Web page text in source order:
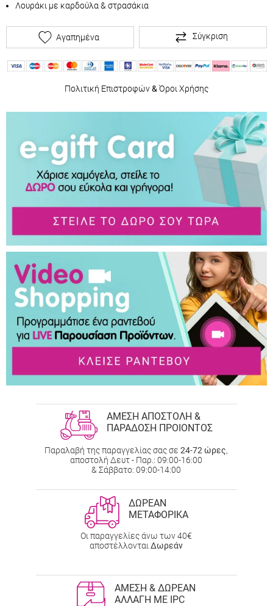
Λουράκι με καρδούλα & στρασάκια
Αγαπημένα Σύγκριση
Πολιτική Επιστροφών&Όροι Χρήσης
ΑΜΕΣΗ ΑΠΟΣΤΟΛΗ &
ΠΑΡΑΔΟΣΗ ΠΡΟΙΟΝΤΟΣ
Παραλαβή της παραγγελίας σας σε 24-72 ώρες,
αποστολή Δευτ - Παρ.: 09:00-16:00
& Σάββατο: 09:00-14:00
ΔΩΡΕΑΝ
ΜΕΤΑΦΟΡΙΚΑ
Οι παραγγελίες άνω των 40€
αποστέλλονται Δωρεάν
ΑΜΕΣΗ & ΔΩΡΕΑΝ
ΑΛΛΑΓΗ ΜΕ IPC